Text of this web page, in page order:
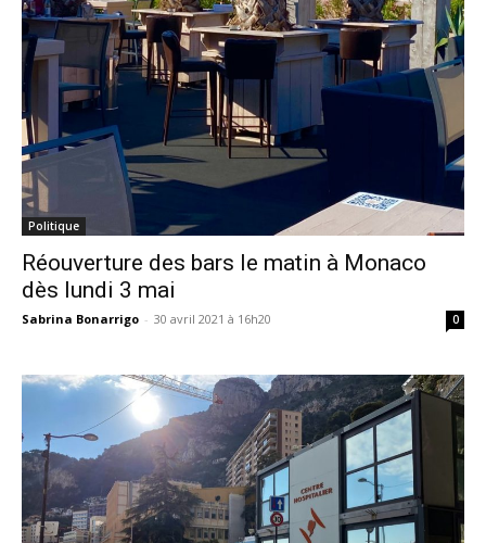
Politique
Réouverture des bars le matin à Monaco
dès lundi 3 mai
Sabrina Bonarrigo - 30 avril 2021 à 16h20 0